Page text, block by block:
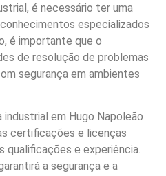
é necessário ter uma
especializados
é importante que o
de resolução de problemas
segurança em ambientes
em Hugo Napoleão
certificações e licenças
qualificações e experiência.
a segurança e a